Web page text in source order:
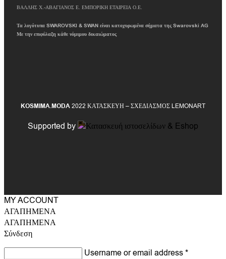
ΒΑΛΛΗΣ Χ.-ΑΒΑΓΙΑΝΟΣ Ε. ΕΜΠΟΡΙΚΗ ΕΤΑΙΡΕΙΑ Ο.Ε.
Τα λογότυπα SWAROVSKI & SWAN είναι κατοχυρωμένα σήματα της Swarovski AG
Με την επιφύλαξη κάθε νόμιμου δικαιώματος
KOSMIMA.MODA2022 ΚΑΤΑΣΚΕΥΗ – ΣΧΕΔΙΑΣΜΟΣ LEMONART
Supported by
MY ACCOUNT
ΑΓΑΠΗΜΕΝΑ
ΑΓΑΠΗΜΕΝΑ
Σύνδεση
Username or email address*